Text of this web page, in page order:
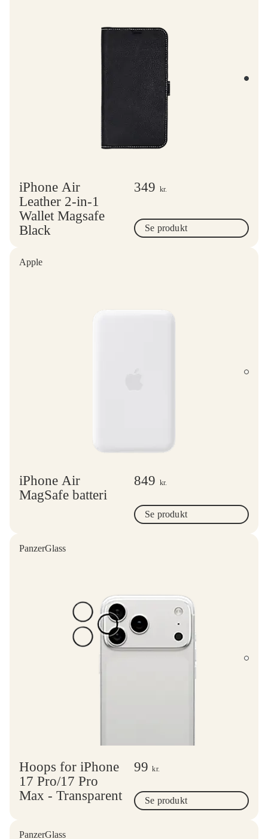
iPhone Air
Leather 2-in-1
Wallet Magsafe
Black
349 kr.
Se produkt
Apple
iPhone Air
MagSafe batteri
849 kr.
Se produkt
PanzerGlass
Hoops for iPhone
17 Pro/17 Pro
Max - Transparent
99kr.
Se produkt
PanzerGlass